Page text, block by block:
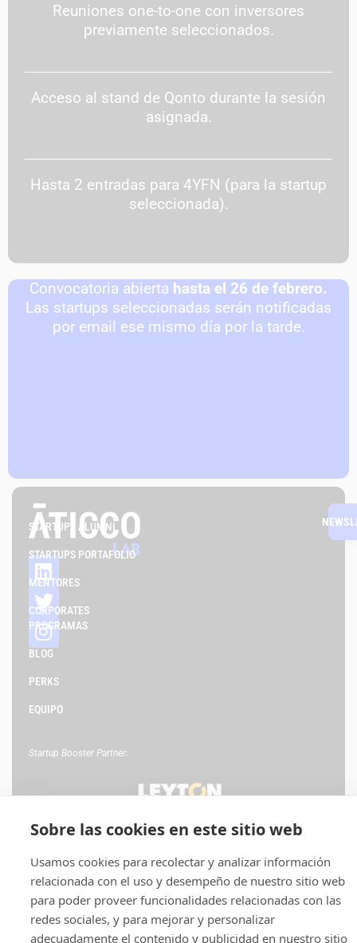
Reuniones one-to-one con inversores
previamente seleccionados.
Acceso al stand de Qonto durante la sesión
asignada.
Hasta 2 entradas para 4YFN (para la startup
seleccionada).
Convocatoria abierta hasta el 26 de febrero.
Las startups seleccionadas serán notificadas
por email ese mismo día por la tarde.
STARTUPS ALUMNI
STARTUPS PORTAFOLIO
MENTORES
CORPORATES
PROGRAMAS
BLOG
PERKS
EQUIPO
Startup Booster Partner:
Sobre las cookies en este sitio web
Usamos cookies para recolectar y analizar información
relacionada con el uso y desempeño de nuestro sitio web
para poder proveer funcionalidades relacionadas con las
redes sociales, y para mejorar y personalizar
adecuadamente el contenido y publicidad en nuestro sitio